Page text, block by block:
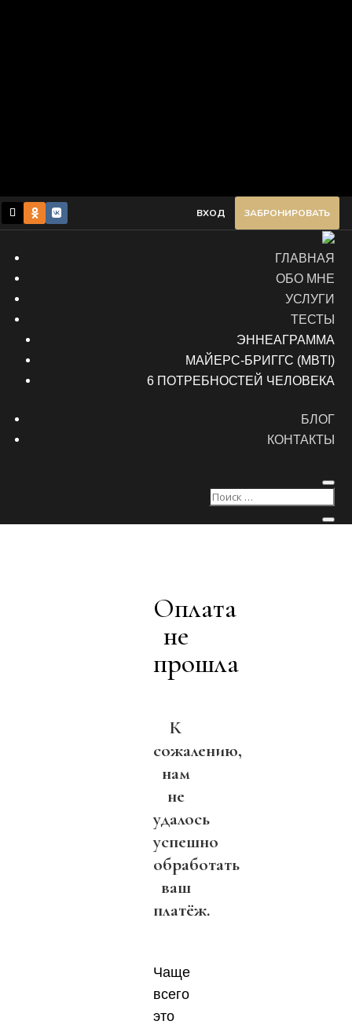
ВХОД ЗАБРОНИРОВАТЬ
ГЛАВНАЯ
ОБО МНЕ
УСЛУГИ
ТЕСТЫ
ЭННЕАГРАММА
МАЙЕРС-БРИГГС (MBTI)
6 ПОТРЕБНОСТЕЙ ЧЕЛОВЕКА
БЛОГ
КОНТАКТЫ
Оплата
не
прошла
К
сожалению,
нам
не
удалось
успешно
обработать
ваш
платёж.
Чаще
все­го
это